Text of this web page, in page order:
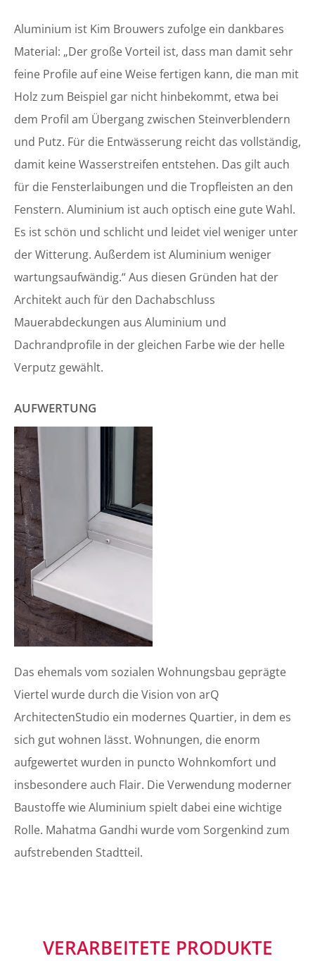
Aluminium ist Kim Brouwers zufolge ein dankbares
Material: „Der große Vorteil ist, dass man damit sehr
feine Profile auf eine Weise fertigen kann, die man mit
Holz zum Beispiel gar nicht hinbekommt, etwa bei
dem Profil am Übergang zwischen Steinverblendern
und Putz. Für die Entwässerung reicht das vollständig,
damit keine Wasserstreifen entstehen. Das gilt auch
für die Fensterlaibungen und die Tropfleisten an den
Fenstern. Aluminium ist auch optisch eine gute Wahl.
Es ist schön und schlicht und leidet viel weniger unter
der Witterung. Außerdem ist Aluminium weniger
wartungsaufwändig.“ Aus diesen Gründen hat der
Architekt auch für den Dachabschluss
Mauerabdeckungen aus Aluminium und
Dachrandprofile in der gleichen Farbe wie der helle
Verputz gewählt.
AUFWERTUNG
Das ehemals vom sozialen Wohnungsbau geprägte
Viertel wurde durch die Vision von arQ
ArchitectenStudio ein modernes Quartier, in dem es
sich gut wohnen lässt. Wohnungen, die enorm
aufgewertet wurden in puncto Wohnkomfort und
insbesondere auch Flair. Die Verwendung moderner
Baustoffe wie Aluminium spielt dabei eine wichtige
Rolle. Mahatma Gandhi wurde vom Sorgenkind zum
aufstrebenden Stadtteil.
VERARBEITETE PRODUKTE